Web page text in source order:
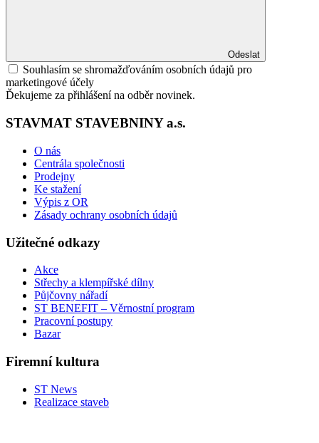
Odeslat
Souhlasím se shromažďováním osobních údajů pro
marketingové účely
Ďekujeme za přihlášení na odběr novinek.
STAVMAT STAVEBNINY a.s.
O nás
Centrála společnosti
Prodejny
Ke stažení
Výpis z OR
Zásady ochrany osobních údajů
Užitečné odkazy
Akce
Střechy a klempířské dílny
Půjčovny nářadí
ST BENEFIT – Věrnostní program
Pracovní postupy
Bazar
Firemní kultura
ST News
Realizace staveb